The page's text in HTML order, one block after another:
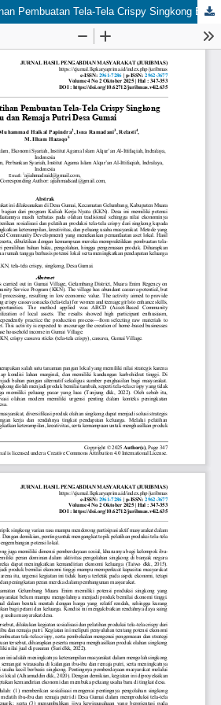
Sosialisasi dan Pelatihan Pembuatan Tela-Tela Crispy Singkong Bagi Ibu dan Remaja Putri Desa Gumai